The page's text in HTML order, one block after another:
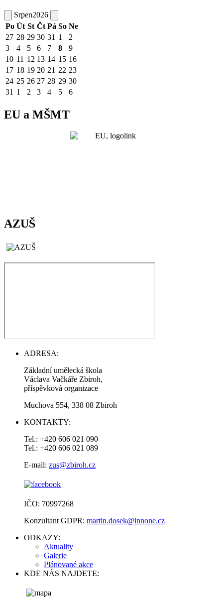
Srpen2026
Po Út St Čt Pá So Ne
27 28 29 30 31 1
2
3
4 5 6 7 8
9
10 11 12 13 14 15 16
17 18 19 20 21 22 23
24 25 26 27 28 29 30
31 1 2 3 4 5 6
EU a MŠMT
AZUŠ
ADRESA:
Základní umělecká škola
Václava Vačkáře Zbiroh,
příspěvková organizace
Muchova 554, 338 08 Zbiroh
KONTAKTY:
Tel.: +420 606 021 090
Tel.: +420 606 021 089
E-mail: zus@zbiroh.cz
IČO: 70997268
Konzultant GDPR: martin.dosek@innone.cz
ODKAZY:
Aktuality
Galerie
Plánované akce
KDE NÁS NAJDETE: